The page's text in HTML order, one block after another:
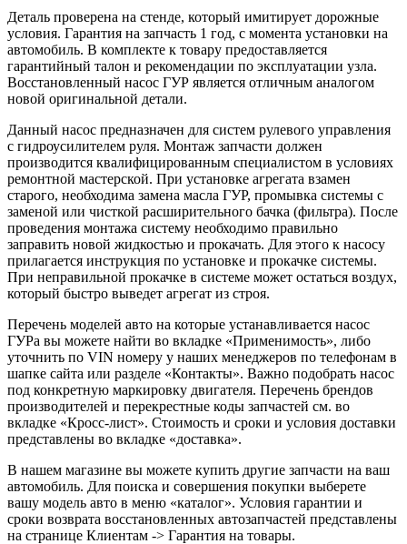
Деталь проверена на стенде, который имитирует дорожные
условия. Гарантия на запчасть 1 год, с момента установки на
автомобиль. В комплекте к товару предоставляется
гарантийный талон и рекомендации по эксплуатации узла.
Восстановленный насос ГУР является отличным аналогом
новой оригинальной детали.
Данный насос предназначен для систем рулевого управления
с гидроусилителем руля. Монтаж запчасти должен
производится квалифицированным специалистом в условиях
ремонтной мастерской. При установке агрегата взамен
старого, необходима замена масла ГУР, промывка системы с
заменой или чисткой расширительного бачка (фильтра). После
проведения монтажа систему необходимо правильно
заправить новой жидкостью и прокачать. Для этого к насосу
прилагается инструкция по установке и прокачке системы.
При неправильной прокачке в системе может остаться воздух,
который быстро выведет агрегат из строя.
Перечень моделей авто на которые устанавливается насос
ГУРа вы можете найти во вкладке «Применимость», либо
уточнить по VIN номеру у наших менеджеров по телефонам в
шапке сайта или разделе «Контакты». Важно подобрать насос
под конкретную маркировку двигателя. Перечень брендов
производителей и перекрестные коды запчастей см. во
вкладке «Кросс-лист». Стоимость и сроки и условия доставки
представлены во вкладке «доставка».
В нашем магазине вы можете купить другие запчасти на ваш
автомобиль. Для поиска и совершения покупки выберете
вашу модель авто в меню «каталог». Условия гарантии и
сроки возврата восстановленных автозапчастей представлены
на странице Клиентам -> Гарантия на товары.